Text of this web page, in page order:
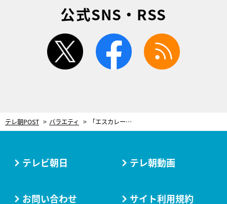
公式SNS・RSS
twitter facebook
テレ朝POST バラエティ 「エスカレーターより階段」派に朗報！お尻を“突き出す”通勤エクササイズ
テレビ朝日 テレ朝動画
お問い合わせ サイト利用規約